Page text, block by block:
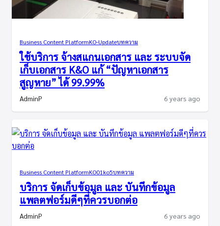
Business Content PlatformKO-Updateบทความ
ใช้บริการ จ้างสแกนเอกสาร และ ระบบจัด
เก็บเอกสาร K&O แก้ “ปัญหาเอกสาร
สูญหาย” ได้ 99.99%
AdminP 6 years ago
Business Content PlatformKO01ko5บทความ
บริการ จัดเก็บข้อมูล และ บันทึกข้อมูล
แพลตฟอร์มดีๆที่ควรบอกต่อ
AdminP 6 years ago